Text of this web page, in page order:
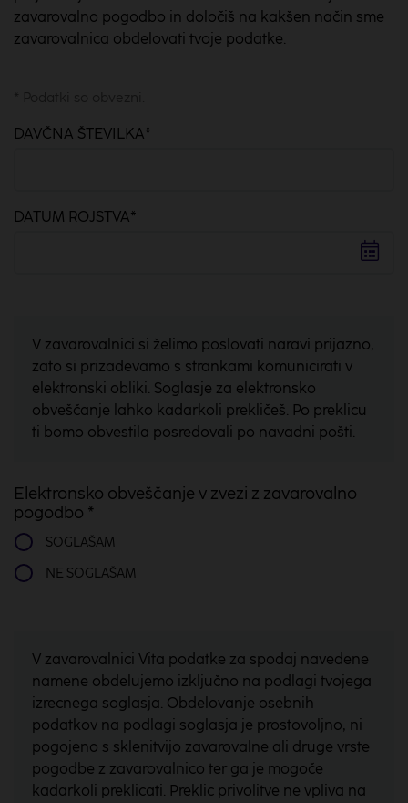
zavarovalno pogodbo in določiš na kakšen način sme
zavarovalnica obdelovati tvoje podatke.
DAVČNA ŠTEVILKA*
DATUM ROJSTVA*
V zavarovalnici si želimo poslovati naravi prijazno,
zato si prizadevamo s strankami komunicirati v
elektronski obliki. Soglasje za elektronsko
obveščanje lahko kadarkoli prekličeš. Po preklicu
ti bomo obvestila posredovali po navadni pošti.
Elektronsko obveščanje v zvezi z zavarovalno
pogodbo *
SOGLAŠAM
NE SOGLAŠAM
V zavarovalnici Vita podatke za spodaj navedene
namene obdelujemo izključno na podlagi tvojega
izrecnega soglasja. Obdelovanje osebnih
podatkov na podlagi soglasja je prostovoljno, ni
pogojeno s sklenitvijo zavarovalne ali druge vrste
pogodbe z zavarovalnico ter ga je mogoče
kadarkoli preklicati. Preklic privolitve ne vpliva na